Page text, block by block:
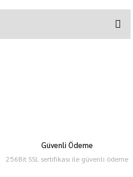
Güvenli Ödeme
256Bit SSL sertifikası ile güvenli ödeme